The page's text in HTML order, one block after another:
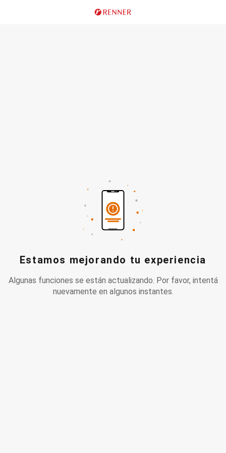
Estamos mejorando tu experiencia
Algunas funciones se están actualizando. Por favor, intentá
nuevamente en algunos instantes.